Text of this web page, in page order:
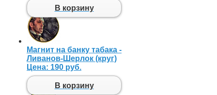
В корзину
Магнит на банку табака -
Ливанов-Шерлок (круг)
Цена: 190 руб.
В корзину